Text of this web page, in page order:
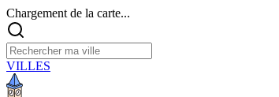
Chargement de la carte...
VILLES